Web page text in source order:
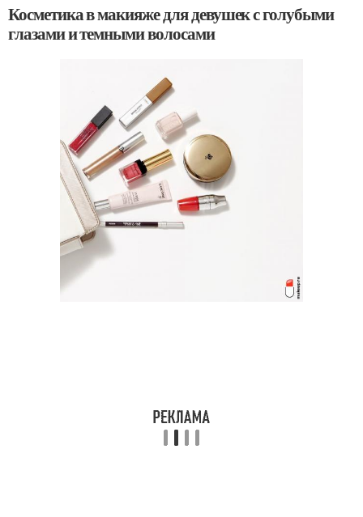
Косметика в макияже для девушек с голубыми
глазами и темными волосами